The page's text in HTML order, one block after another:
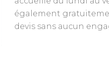
également
devis sans aucun